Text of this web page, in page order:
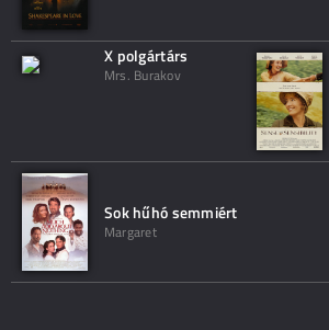
X polgártárs
Mrs. Burakov
Sok hűhó semmiért
Margaret